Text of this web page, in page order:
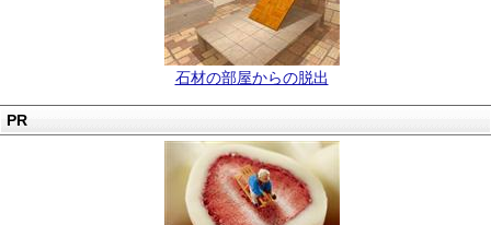
石材の部屋からの脱出
PR